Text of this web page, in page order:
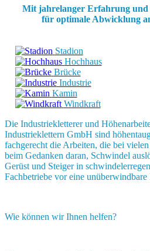
Mit jahrelanger Erfahrung
für optimale Abwicklung
Stadion
Hochhaus
Brücke
Industrie
Kamin
Windkraft
Die Industriekletterer und
Industrieklettern GmbH sind
fachgerecht die Arbeiten, die bei
beim Gedanken daran, Schwindel
Gerüst und Steiger in
Fachbetriebe vor eine unüberwindbare
Wie können wir Ihnen helfen?